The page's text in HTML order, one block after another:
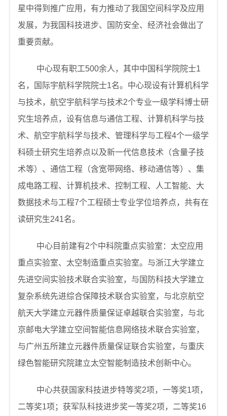
星中得到推广应用，有力推动了我国空间科学及应用
发展，为我国科技进步、国防安全、经济社会做出了
重要贡献。
中心现有职工500余人，其中中国科学院院士1
名，国际宇航科学院院士1名。中心现设有计算机科学
与技术，航空宇航科学与技术2个专业一级学科博士研
究生培养点，设有信息与通信工程、计算机科学与技
术、航空宇航科学与技术、管理科学与工程4个一级学
科硕士研究生培养点以及新一代信息技术（含量子技
术等）、通信工程（含宽带网络、移动通信等）、集
成电路工程、计算机技术、控制工程、人工智能、大
数据技术与工程7个工程硕士专业学位培养点，共有在
读研究生241名。
中心目前建有2个中科院重点实验室：太空应用
重点实验室、太空制造重点实验室。与浙江大学建立
先进空间实验技术联合实验室，与国防科技大学建立
复杂系统先进综合保障技术联合实验室，与北京航空
航天大学建立元器件质量保证卓越联合实验室，与北
京邮电大学建立空间智能信息网络技术联合实验室，
与广州五所建立元器件质量保证联合实验室，与重庆
绿色智能研究院建立太空智能制造技术创新中心。
中心共获国家科技进步特等奖2项，一等奖1项，
二等奖1项；获军队科技进步奖一等奖2项，二等奖16